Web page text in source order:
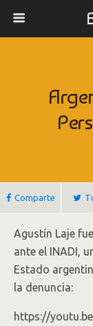
Comparte
Agustín Laje
ante el INADI,
Estado
la denuncia:
https://